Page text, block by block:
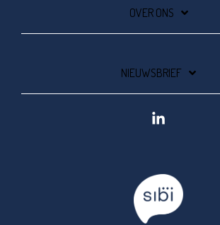
OVER ONS
NIEUWSBRIEF